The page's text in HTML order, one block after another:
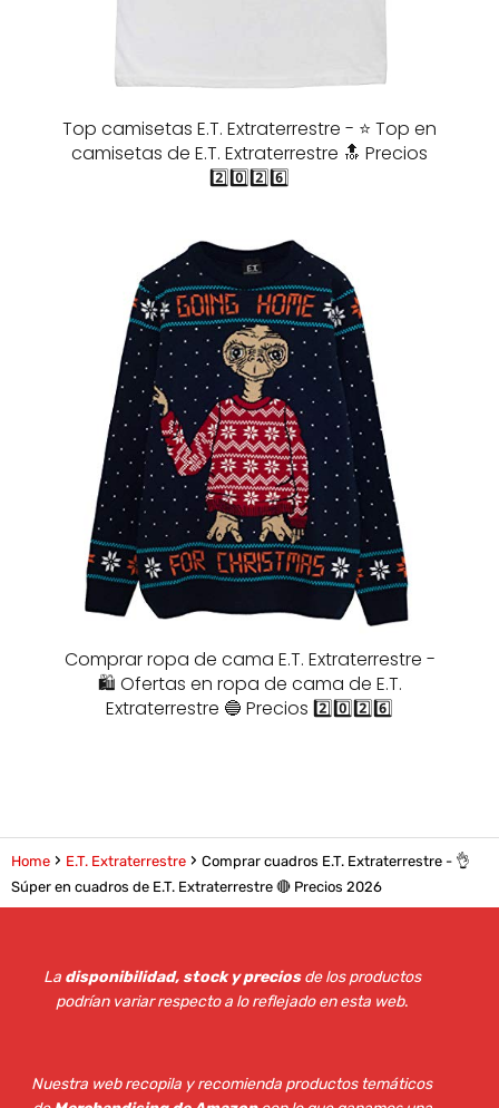
Top camisetas E.T. Extraterrestre - ⭐️ Top en
camisetas de E.T. Extraterrestre 🔝 Precios
2️⃣0️⃣2️⃣6️⃣
Comprar ropa de cama E.T. Extraterrestre -
🛍️ Ofertas en ropa de cama de E.T.
Extraterrestre 🔵 Precios 2️⃣0️⃣2️⃣6️⃣
Home E.T. Extraterrestre
Comprar cuadros E.T. Extraterrestre - 👌
Súper en cuadros de E.T. Extraterrestre 🔴 Precios 2026
La disponibilidad, stock y preciosde los productos
podrían variar respecto a lo reflejado en esta web.
Nuestra web recopila y recomienda productos temáticos